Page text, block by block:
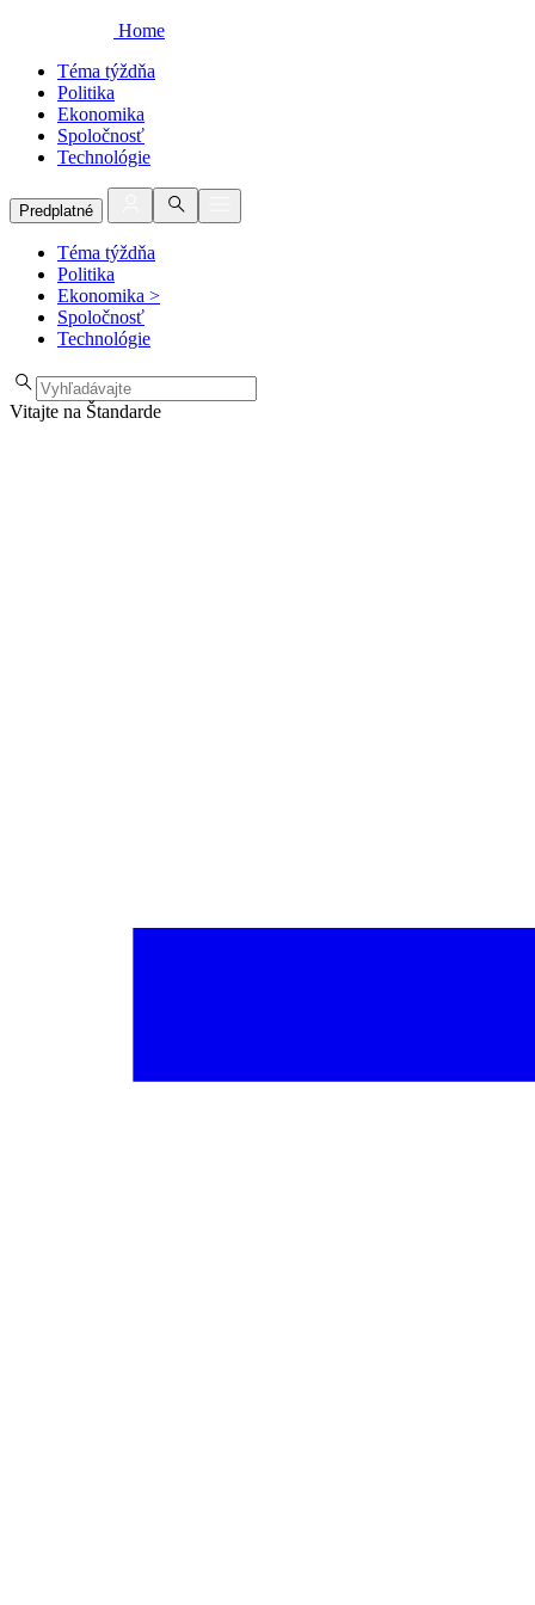
Home
Téma týždňa
Politika
Ekonomika
Spoločnosť
Technológie
Predplatné
Téma týždňa
Politika
Ekonomika >
Spoločnosť
Technológie
Vitajte na Štandarde